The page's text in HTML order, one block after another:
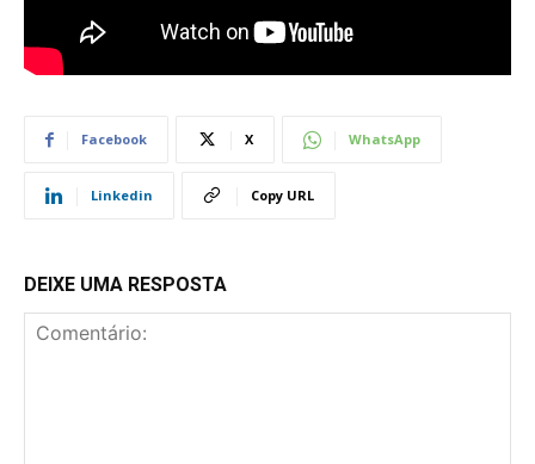
Facebook X WhatsApp
Linkedin Copy URL
DEIXE UMA RESPOSTA